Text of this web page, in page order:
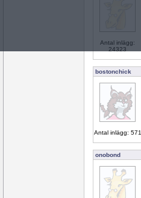
Antal inlägg:
24323
bostonchick
Antal inlägg: 571
onobond